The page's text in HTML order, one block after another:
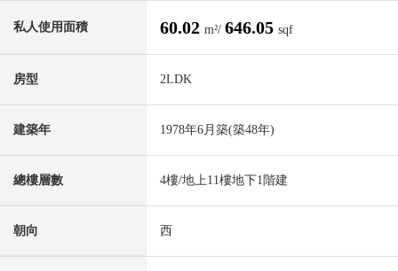
私人使用面積 60.02 m²/ 646.05 sqf
房型 2LDK
建築年 1978年6月築(築48年)
總樓層數 4樓/地上11樓地下1階建
朝向 西